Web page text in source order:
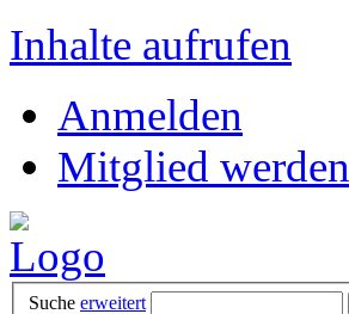
Inhalte aufrufen
Anmelden
Mitglied werden
Suche erweitert